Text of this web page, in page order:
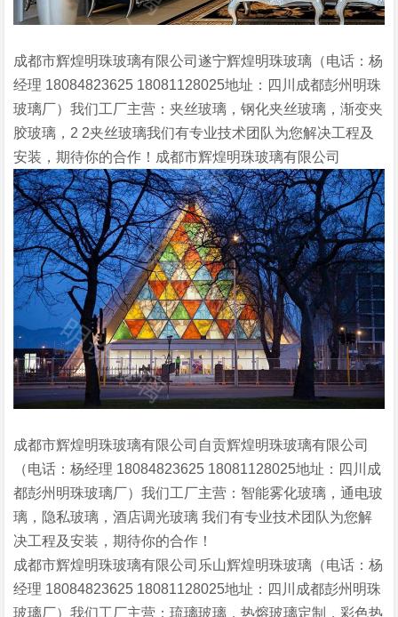
成都市辉煌明珠玻璃有限公司遂宁辉煌明珠玻璃（电话：杨
经理 18084823625 18081128025地址：四川成都彭州明珠
玻璃厂）我们工厂主营：夹丝玻璃，钢化夹丝玻璃，渐变夹
胶玻璃，2 2夹丝玻璃我们有专业技术团队为您解决工程及
安装，期待你的合作！成都市辉煌明珠玻璃有限公司
成都市辉煌明珠玻璃有限公司自贡辉煌明珠玻璃有限公司
（电话：杨经理 18084823625 18081128025地址：四川成
都彭州明珠玻璃厂）我们工厂主营：智能雾化玻璃，通电玻
璃，隐私玻璃，酒店调光玻璃 我们有专业技术团队为您解
决工程及安装，期待你的合作！
成都市辉煌明珠玻璃有限公司乐山辉煌明珠玻璃（电话：杨
经理 18084823625 18081128025地址：四川成都彭州明珠
玻璃厂）我们工厂主营：琉璃玻璃，热熔玻璃定制，彩色热